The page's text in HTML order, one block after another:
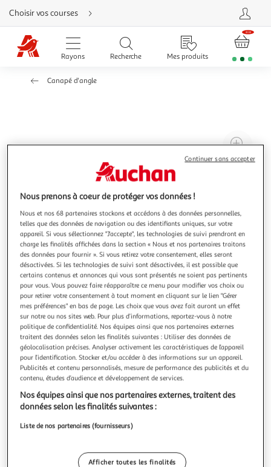
Aller
directement
au
contenu
Aller
directement
Aller
la
Choisir vos courses
Rayons Recherche Mes produits
Canapé d'angle
Illustration
précédente
Illustration
suivante
LISA DESIGN
Garance - canapé panoramique en u - 7 places - en
velours côtelé
Caractéristiques techniques :Origine : EuropeGarantie : 2
ansType de canapé : Canapé fixeType d'angle : Panoramique
UPosition de l'angle : En UNombre de places : 7Coussins
déhoussables : OuiEquipement : 2 coussins
panneaux de particulesMatière du
En savoir +
Nous prenons à coeur de protéger vos données !
Nous et nos 68 partenaires stockons et accédons à des données personnelles,
telles que des données de navigation ou des identifiants uniques, sur votre
appareil. Si vous sélectionnez "J'accepte", les technologies de suivi prendront en
charge les finalités affichées dans la section « Nous et nos partenaires traitons
des données pour fournir ». Si vous retirez votre consentement, elles seront
désactivées. Si les technologies de suivi sont désactivées, il est possible que
certains contenus et annonces qui vous sont présentés ne soient pas pertinents
pour vous. Vous pouvez faire réapparaître ce menu pour modifier vos choix ou
pour retirer votre consentement à tout moment en cliquant sur le lien "Gérer
mes préférences" en bas de page. Les choix que vous avez fait auront un effet
sur notre ou nos sites web. Pour plus d’informations, reportez-vous à notre
politique de confidentialité. Nos équipes ainsi que nos partenaires externes
traitent des données selon les finalités suivantes : Utiliser des données de
géolocalisation précises. Analyser activement les caractéristiques de l’appareil
pour l’identification. Stocker et/ou accéder à des informations sur un appareil.
Publicités et contenu personnalisés, mesure de performance des publicités et du
contenu, études d’audience et développement de services.
Nos équipes ainsi que nos partenaires externes, traitent des
données selon les finalités suivantes :
Liste de nos partenaires (fournisseurs)
Afficher toutes les finalités
Continuer sans accepter